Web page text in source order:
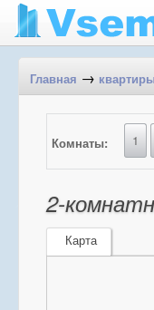
Главная →
Комнаты: 1
2-
Карта